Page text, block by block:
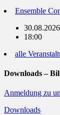
Ensemble
30.08.2026
18:00
alle
Downloads –
Anmeldung zu
Downloads